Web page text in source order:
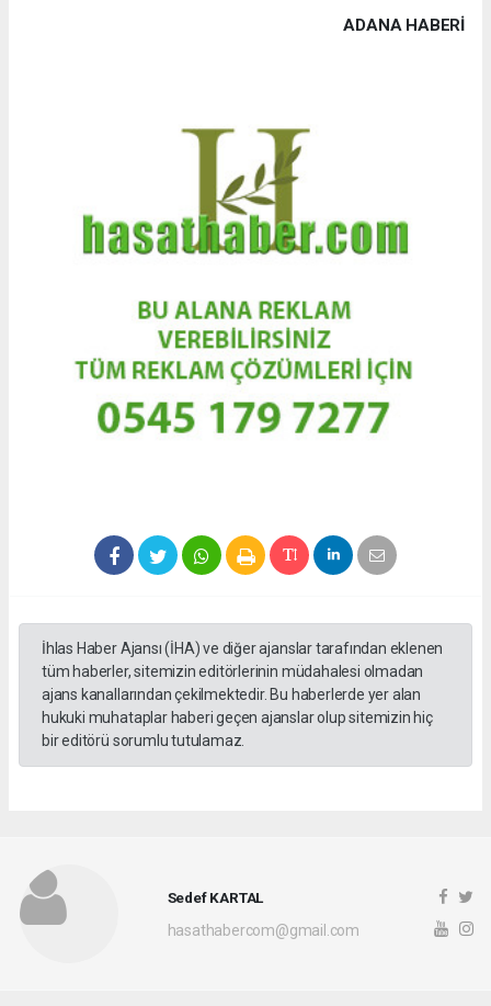
ADANA HABERİ
İhlas Haber Ajansı (İHA) ve diğer ajanslar tarafından eklenen
tüm haberler, sitemizin editörlerinin müdahalesi olmadan
ajans kanallarından çekilmektedir. Bu haberlerde yer alan
hukuki muhataplar haberi geçen ajanslar olup sitemizin hiç
bir editörü sorumlu tutulamaz.
Sedef KARTAL
hasathabercom@gmail.com